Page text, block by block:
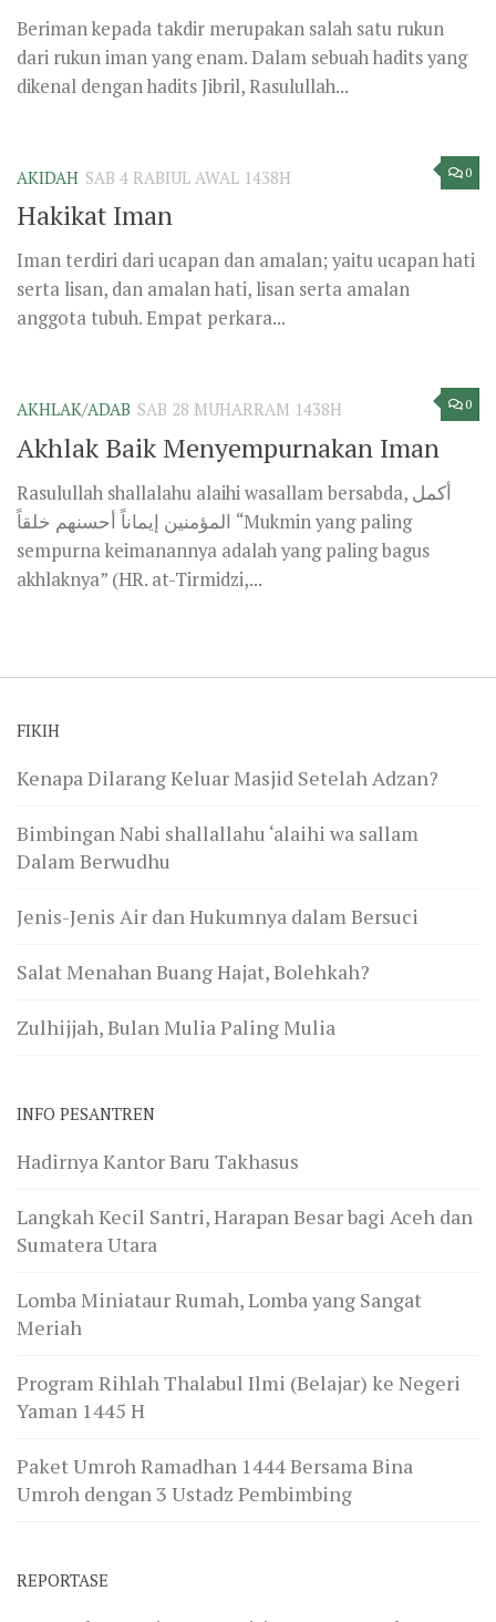
Beriman kepada takdir merupakan salah satu rukun
dari rukun iman yang enam. Dalam sebuah hadits yang
dikenal dengan hadits Jibril, Rasulullah...
0
AKIDAH SAB 4 RABIUL AWAL 1438H
Hakikat Iman
Iman terdiri dari ucapan dan amalan; yaitu ucapan hati
serta lisan, dan amalan hati, lisan serta amalan
anggota tubuh. Empat perkara...
0
AKHLAK/ADAB SAB 28 MUHARRAM 1438H
Akhlak Baik Menyempurnakan Iman
Rasulullah shallalahu alaihi wasallam bersabda, أكمل
المؤمنين إيماناً أحسنهم خلقاً “Mukmin yang paling
sempurna keimanannya adalah yang paling bagus
akhlaknya” (HR. at-Tirmidzi,...
FIKIH
Kenapa Dilarang Keluar Masjid Setelah Adzan?
Bimbingan Nabi shallallahu ‘alaihi wa sallam
Dalam Berwudhu
Jenis-Jenis Air dan Hukumnya dalam Bersuci
Salat Menahan Buang Hajat, Bolehkah?
Zulhijjah, Bulan Mulia Paling Mulia
INFO PESANTREN
Hadirnya Kantor Baru Takhasus
Langkah Kecil Santri, Harapan Besar bagi Aceh dan
Sumatera Utara
Lomba Miniataur Rumah, Lomba yang Sangat
Meriah
Program Rihlah Thalabul Ilmi (Belajar) ke Negeri
Yaman 1445 H
Paket Umroh Ramadhan 1444 Bersama Bina
Umroh dengan 3 Ustadz Pembimbing
REPORTASE